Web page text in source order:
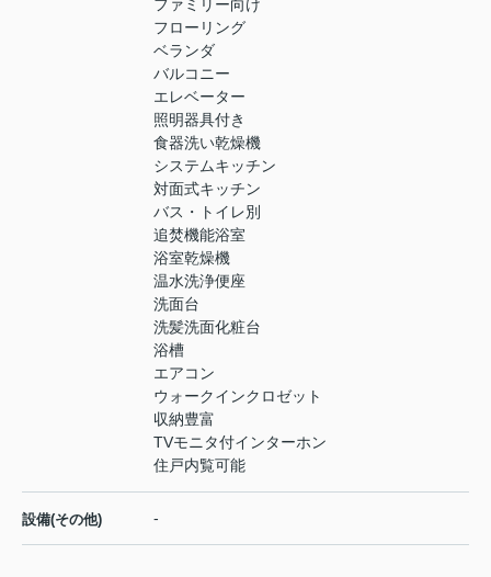
ファミリー向け
フローリング
ベランダ
バルコニー
エレベーター
照明器具付き
食器洗い乾燥機
システムキッチン
対面式キッチン
バス・トイレ別
追焚機能浴室
浴室乾燥機
温水洗浄便座
洗面台
洗髪洗面化粧台
浴槽
エアコン
ウォークインクロゼット
収納豊富
TVモニタ付インターホン
住戸内覧可能
設備(その他) -